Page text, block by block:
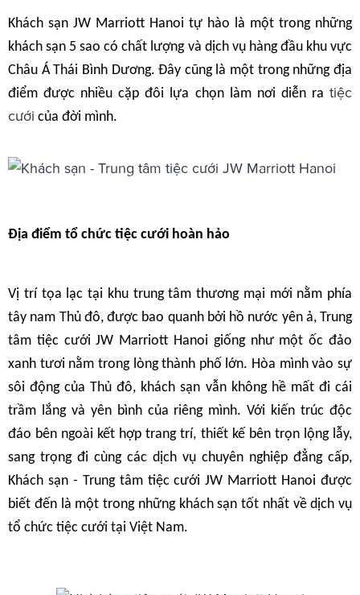
Khách sạn JW Marriott Hanoi tự hào là một trong những
khách sạn 5 sao có chất lượng và dịch vụ hàng đầu khu vực
Châu Á Thái Bình Dương. Đây cũng là một trong những địa
điểm được nhiều cặp đôi lựa chọn làm nơi diễn ra tiệc
cưới của đời mình.
Địa điểm tổ chức tiệc cưới hoàn hảo
Vị trí tọa lạc tại khu trung tâm thương mại mới nằm phía
tây nam Thủ đô, được bao quanh bởi hồ nước yên ả, Trung
tâm tiệc cưới JW Marriott Hanoi giống như một ốc đảo
xanh tươi nằm trong lòng thành phố lớn. Hòa mình vào sự
sôi động của Thủ đô, khách sạn vẫn không hề mất đi cái
trầm lắng và yên bình của riêng mình. Với kiến trúc độc
đáo bên ngoài kết hợp trang trí, thiết kế bên trọn lộng lẫy,
sang trọng đi cùng các dịch vụ chuyên nghiệp đẳng cấp,
Khách sạn - Trung tâm tiệc cưới JW Marriott Hanoi được
biết đến là một trong những khách sạn tốt nhất về dịch vụ
tổ chức tiệc cưới tại Việt Nam.